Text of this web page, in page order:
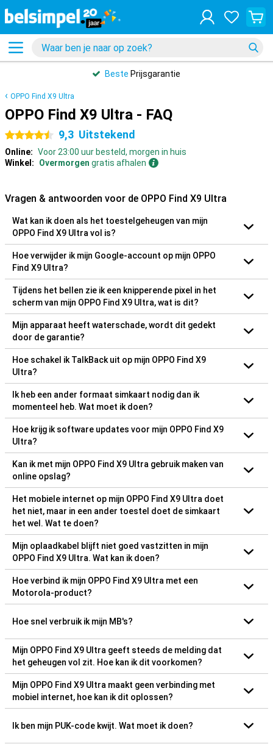
Beste Prijsgarantie
OPPO Find X9 Ultra
OPPO Find X9 Ultra - FAQ
4.5 sterren 9,3 Uitstekend
Online: Voor 23:00 uur besteld, morgen in huis
Winkel:
Overmorgen gratis afhalen
Vragen & antwoorden voor de OPPO Find X9 Ultra
Wat kan ik doen als het toestelgeheugen van mijn
OPPO Find X9 Ultra vol is?
Hoe verwijder ik mijn Google-account op mijn OPPO
Find X9 Ultra?
Tijdens het bellen zie ik een knipperende pixel in het
scherm van mijn OPPO Find X9 Ultra, wat is dit?
Mijn apparaat heeft waterschade, wordt dit gedekt
door de garantie?
Hoe schakel ik TalkBack uit op mijn OPPO Find X9
Ultra?
Ik heb een ander formaat simkaart nodig dan ik
momenteel heb. Wat moet ik doen?
Hoe krijg ik software updates voor mijn OPPO Find X9
Ultra?
Kan ik met mijn OPPO Find X9 Ultra gebruik maken van
online opslag?
Het mobiele internet op mijn OPPO Find X9 Ultra doet
het niet, maar in een ander toestel doet de simkaart
het wel. Wat te doen?
Mijn oplaadkabel blijft niet goed vastzitten in mijn
OPPO Find X9 Ultra. Wat kan ik doen?
Hoe verbind ik mijn OPPO Find X9 Ultra met een
Motorola-product?
Hoe snel verbruik ik mijn MB's?
Mijn OPPO Find X9 Ultra geeft steeds de melding dat
het geheugen vol zit. Hoe kan ik dit voorkomen?
Mijn OPPO Find X9 Ultra maakt geen verbinding met
mobiel internet, hoe kan ik dit oplossen?
Ik ben mijn PUK-code kwijt. Wat moet ik doen?